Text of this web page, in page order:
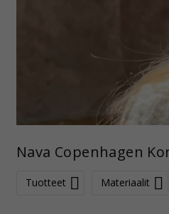
Nava Copenhagen
Tuotteet Materiaalit